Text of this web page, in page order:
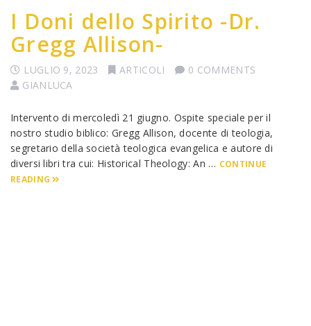
I Doni dello Spirito -Dr.
Gregg Allison-
LUGLIO 9, 2023 ARTICOLI
0 COMMENTS
GIANLUCA
Intervento di mercoledì 21 giugno. Ospite speciale per il
nostro studio biblico: Gregg Allison, docente di teologia,
segretario della società teologica evangelica e autore di
diversi libri tra cui: Historical Theology: An … CONTINUE
READING